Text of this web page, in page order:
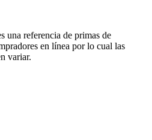
una referencia de primas de
en línea por lo cual las
variar.